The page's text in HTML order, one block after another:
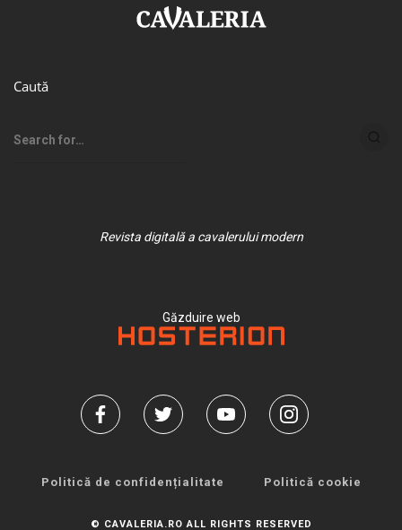
Caută
Revista digitală a cavalerului modern
Găzduire web
Politică de confidențialitate Politică cookie
© CAVALERIA.RO ALL RIGHTS RESERVED